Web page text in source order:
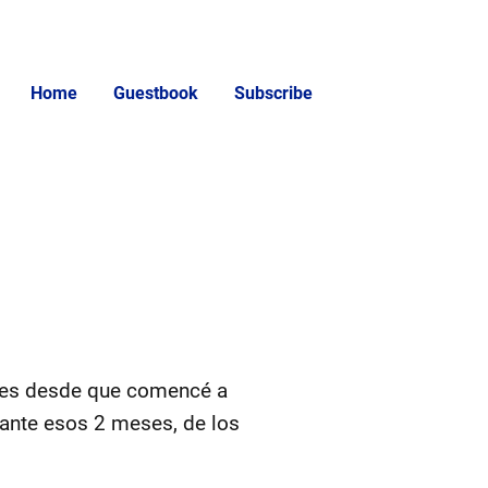
Home Guestbook Subscribe
desde que comencé a
esos 2 meses, de los